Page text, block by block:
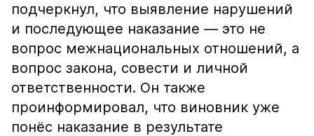
подчеркнул, что выявление нарушений
и последующее наказание — это не
вопрос межнациональных отношений, а
вопрос закона, совести и личной
ответственности. Он также
проинформировал, что виновник уже
понёс наказание в результате